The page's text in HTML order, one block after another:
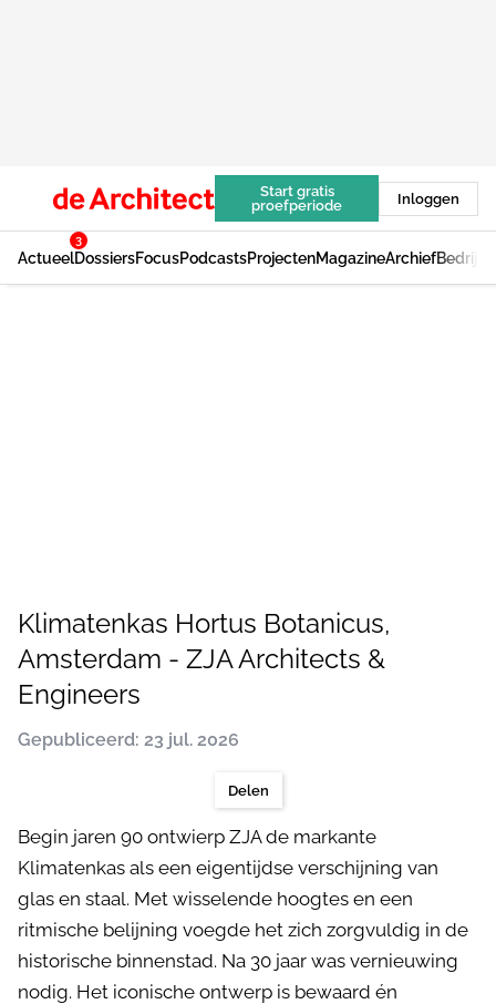
Start gratis
proefperiode
Inloggen
Actueel
3
DossiersFocusPodcastsProjectenMagazineArchief
Klimatenkas Hortus Botanicus,
Amsterdam - ZJA Architects &
Engineers
Gepubliceerd: 23 jul. 2026
Delen
Begin jaren 90 ontwierp ZJA de markante
Klimatenkas als een eigentijdse verschijning van
glas en staal. Met wisselende hoogtes en een
ritmische belijning voegde het zich zorgvuldig in de
historische binnenstad. Na 30 jaar was vernieuwing
nodig. Het iconische ontwerp is bewaard én